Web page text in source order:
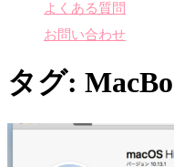
よくある質問
お問い合わせ
タグ: